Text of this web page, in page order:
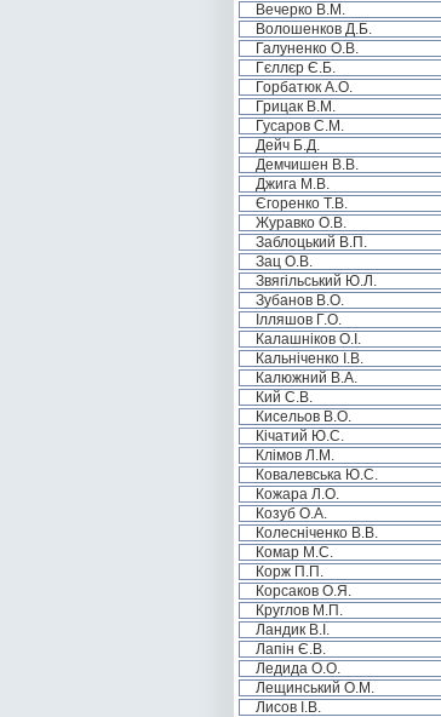
Вечерко В.М.
Волошенков Д.Б.
Галуненко О.В.
Гєллєр Є.Б.
Горбатюк А.О.
Грицак В.М.
Гусаров С.М.
Дейч Б.Д.
Демчишен В.В.
Джига М.В.
Єгоренко Т.В.
Журавко О.В.
Заблоцький В.П.
Зац О.В.
Звягільський Ю.Л.
Зубанов В.О.
Ілляшов Г.О.
Калашніков О.І.
Кальніченко І.В.
Калюжний В.А.
Кий С.В.
Кисельов В.О.
Кічатий Ю.С.
Клімов Л.М.
Ковалевська Ю.С.
Кожара Л.О.
Козуб О.А.
Колесніченко В.В.
Комар М.С.
Корж П.П.
Корсаков О.Я.
Круглов М.П.
Ландик В.І.
Лапін Є.В.
Ледида О.О.
Лещинський О.М.
Лисов І.В.